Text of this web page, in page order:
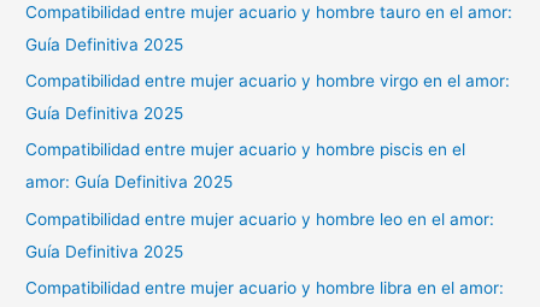
Compatibilidad entre mujer acuario y hombre tauro en el amor:
Guía Definitiva 2025
Compatibilidad entre mujer acuario y hombre virgo en el amor:
Guía Definitiva 2025
Compatibilidad entre mujer acuario y hombre piscis en el
amor: Guía Definitiva 2025
Compatibilidad entre mujer acuario y hombre leo en el amor:
Guía Definitiva 2025
Compatibilidad entre mujer acuario y hombre libra en el amor: